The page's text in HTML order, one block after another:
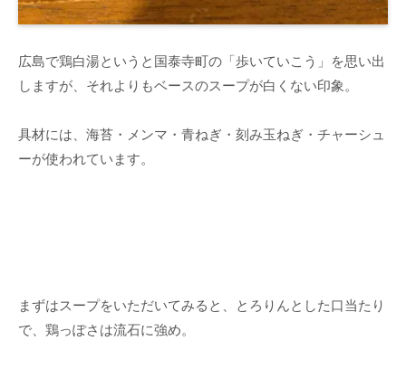
広島で鶏白湯というと国泰寺町の「歩いていこう」を思い出
しますが、それよりもベースのスープが白くない印象。
具材には、海苔・メンマ・青ねぎ・刻み玉ねぎ・チャーシュ
ーが使われています。
まずはスープをいただいてみると、とろりんとした口当たり
で、鶏っぽさは流石に強め。